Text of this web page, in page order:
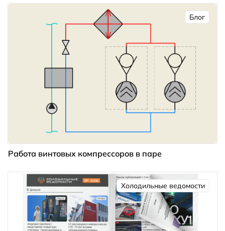
Блог
Работа винтовых компрессоров в паре
Холодильные ведомости